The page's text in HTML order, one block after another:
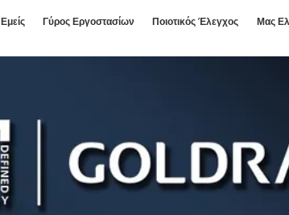
Γύρος Εργοστασίων Ποιοτικός Έλεγχος Μας